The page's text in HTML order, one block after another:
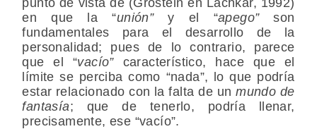
en que la “unión”y el “apego”son
fundamentales para el desarrollo de la
personalidad; pues de lo contrario, parece
que el “vacío”característico, hace que el
límite se perciba como “nada”, lo que podría
estar relacionado con la falta de unmundo de
fantasía; que de tenerlo, podría llenar,
precisamente, ese “vacío”.